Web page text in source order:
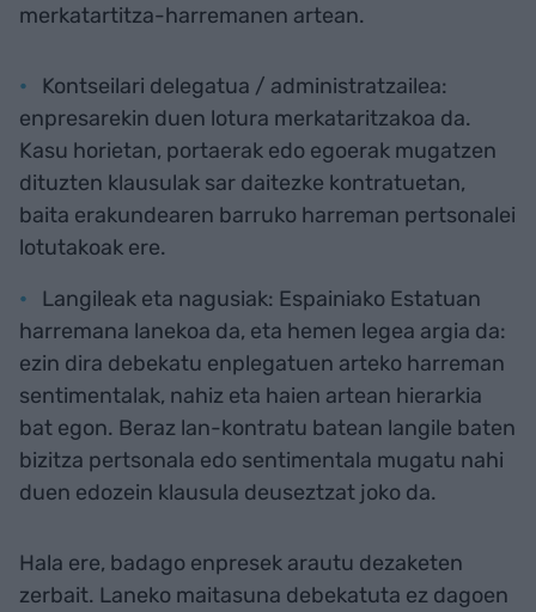
merkatartitza-harremanen artean.
Kontseilari delegatua / administratzailea:
enpresarekin duen lotura merkataritzakoa da.
Kasu horietan, portaerak edo egoerak mugatzen
dituzten klausulak sar daitezke kontratuetan,
baita erakundearen barruko harreman pertsonalei
lotutakoak ere.
Langileak eta nagusiak: Espainiako Estatuan
harremana lanekoa da, eta hemen legea argia da:
ezin dira debekatu enplegatuen arteko harreman
sentimentalak, nahiz eta haien artean hierarkia
bat egon. Beraz lan-kontratu batean langile baten
bizitza pertsonala edo sentimentala mugatu nahi
duen edozein klausula deuseztzat joko da.
Hala ere, badago enpresek arautu dezaketen
zerbait. Laneko maitasuna debekatuta ez dagoen